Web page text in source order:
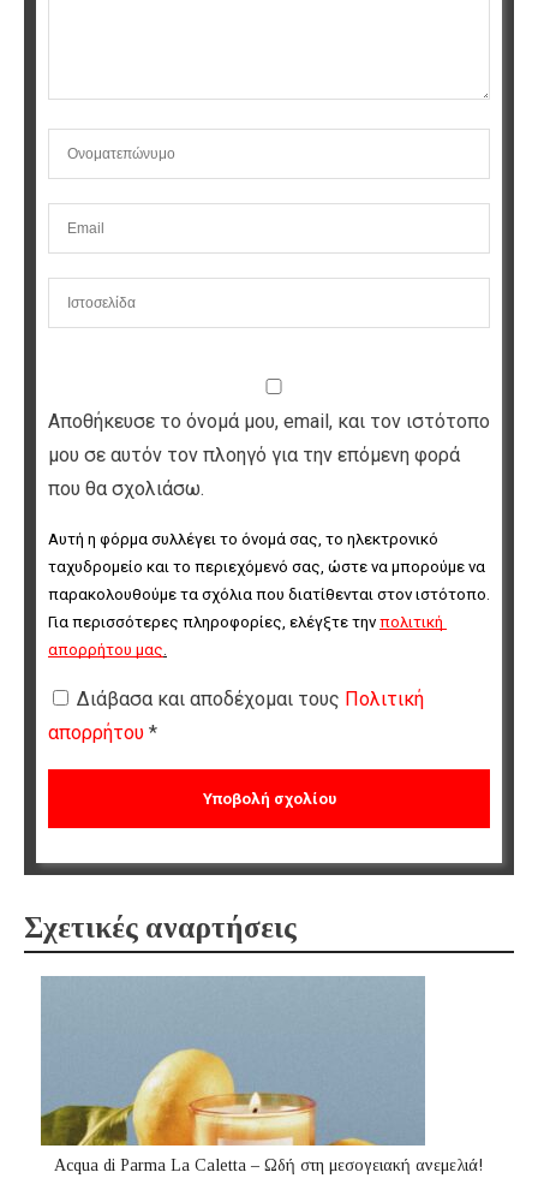
Αποθήκευσε το όνομά μου, email, και τον ιστότοπο
μου σε αυτόν τον πλοηγό για την επόμενη φορά
που θα σχολιάσω.
Αυτή η φόρμα συλλέγει το όνομά σας, το ηλεκτρονικό
ταχυδρομείο και το περιεχόμενό σας, ώστε να μπορούμε να
παρακολουθούμε τα σχόλια που διατίθενται στον ιστότοπο.
Για περισσότερες πληροφορίες, ελέγξτε την πολιτική
απορρήτου μας.
Διάβασα και αποδέχομαι τους Πολιτική
απορρήτου *
Σχετικές αναρτήσεις
Acqua di Parma La Caletta – Ωδή στη μεσογειακή ανεμελιά!